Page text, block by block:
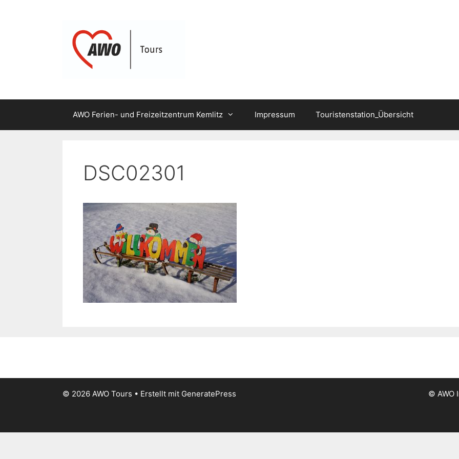
AWO Ferien- und Freizeitzentrum Kemlitz Impressum Touristenstation_Übersicht
DSC02301
© AWO
© 2026 AWO Tours • Erstellt mit GeneratePress